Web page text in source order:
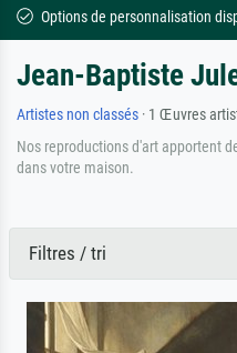
Options de personnalisation
Jean-Baptiste
Artistes non classés · 1 Œuvres
Nos reproductions d'art apportent
dans votre maison.
Filtres / tri